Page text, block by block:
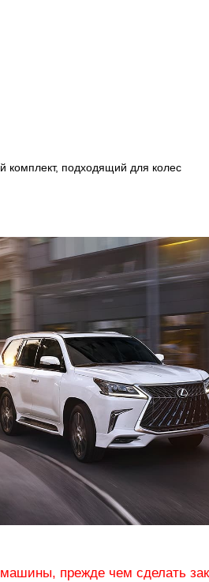
подходящий для колес
прежде чем сделать